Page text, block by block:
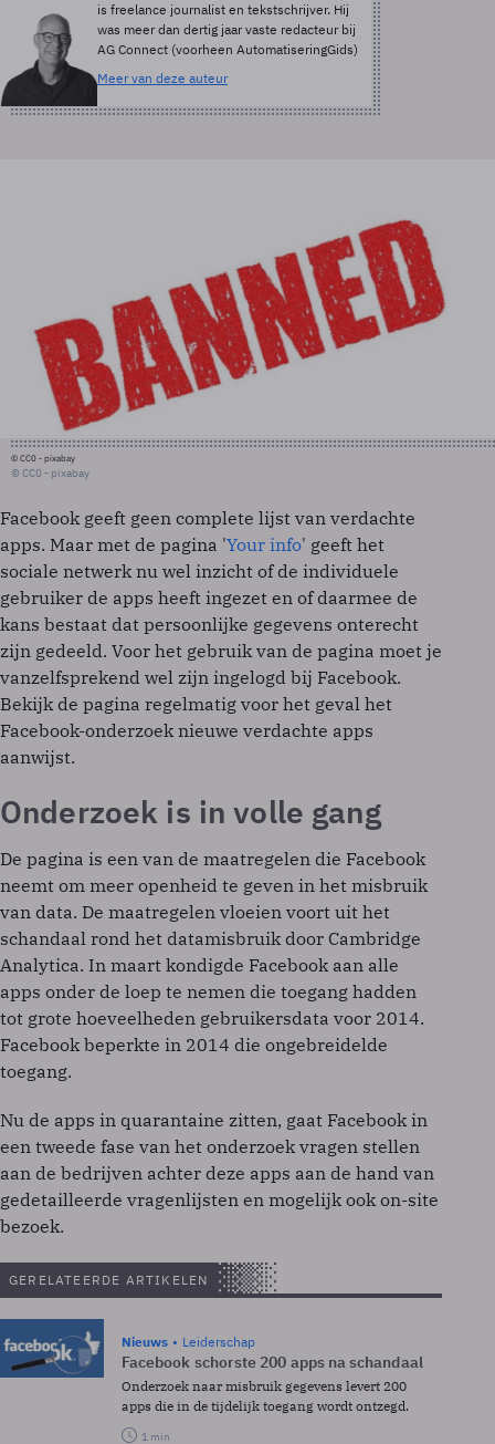
is freelance journalist en tekstschrijver. Hij
was meer dan dertig jaar vaste redacteur bij
AG Connect (voorheen AutomatiseringGids)
Meer van deze auteur
© CC0 - pixabay
© CC0 - pixabay
Facebook geeft geen complete lijst van verdachte
apps. Maar met de pagina 'Your info' geeft het
sociale netwerk nu wel inzicht of de individuele
gebruiker de apps heeft ingezet en of daarmee de
kans bestaat dat persoonlijke gegevens onterecht
zijn gedeeld. Voor het gebruik van de pagina moet je
vanzelfsprekend wel zijn ingelogd bij Facebook.
Bekijk de pagina regelmatig voor het geval het
Facebook-onderzoek nieuwe verdachte apps
aanwijst.
Onderzoek is in volle gang
De pagina is een van de maatregelen die Facebook
neemt om meer openheid te geven in het misbruik
van data. De maatregelen vloeien voort uit het
schandaal rond het datamisbruik door Cambridge
Analytica. In maart kondigde Facebook aan alle
apps onder de loep te nemen die toegang hadden
tot grote hoeveelheden gebruikersdata voor 2014.
Facebook beperkte in 2014 die ongebreidelde
toegang.
Nu de apps in quarantaine zitten, gaat Facebook in
een tweede fase van het onderzoek vragen stellen
aan de bedrijven achter deze apps aan de hand van
gedetailleerde vragenlijsten en mogelijk ook on-site
bezoek.
GERELATEERDE ARTIKELEN
Nieuws Leiderschap
Facebook schorste 200 apps na schandaal
Onderzoek naar misbruik gegevens levert 200
apps die in de tijdelijk toegang wordt ontzegd.
1 min